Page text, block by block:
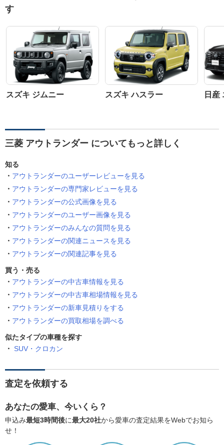
す
スズキ ジムニー スズキ ハスラー 日産
三菱 アウトランダー についてもっと詳しく
知る
アウトランダーのユーザーレビューを見る
アウトランダーの専門家レビューを見る
アウトランダーの公式画像を見る
アウトランダーのユーザー画像を見る
アウトランダーのみんなの質問を見る
アウトランダーの関連ニュースを見る
アウトランダーの関連記事を見る
買う・売る
アウトランダーの中古車情報を見る
アウトランダーの中古車相場情報を見る
アウトランダーの新車見積りをする
アウトランダーの買取相場を調べる
似たタイプの車種を探す
SUV・クロカン
査定を依頼する
あなたの愛車、今いくら？
申込み最短3時間後に最大20社から愛車の査定結果をWebでお知ら
せ！